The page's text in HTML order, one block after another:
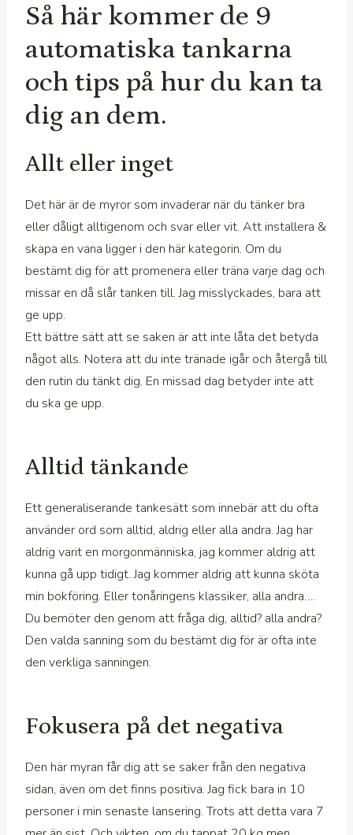
Så här kommer de 9
automatiska tankarna
och tips på hur du kan ta
dig an dem.
Allt eller inget
Det här är de myror som invaderar när du tänker bra
eller dåligt alltigenom och svar eller vit. Att installera &
skapa en vana ligger i den här kategorin. Om du
bestämt dig för att promenera eller träna varje dag och
missar en då slår tanken till. Jag misslyckades, bara att
ge upp.
Ett bättre sätt att se saken är att inte låta det betyda
något alls. Notera att du inte tränade igår och återgå till
den rutin du tänkt dig. En missad dag betyder inte att
du ska ge upp.
Alltid tänkande
Ett generaliserande tankesätt som innebär att du ofta
använder ord som alltid, aldrig eller alla andra. Jag har
aldrig varit en morgonmänniska, jag kommer aldrig att
kunna gå upp tidigt. Jag kommer aldrig att kunna sköta
min bokföring. Eller tonåringens klassiker, alla andra….
Du bemöter den genom att fråga dig, alltid? alla andra?
Den valda sanning som du bestämt dig för är ofta inte
den verkliga sanningen.
Fokusera på det negativa
Den här myran får dig att se saker från den negativa
sidan, även om det finns positiva. Jag fick bara in 10
personer i min senaste lansering. Trots att detta vara 7